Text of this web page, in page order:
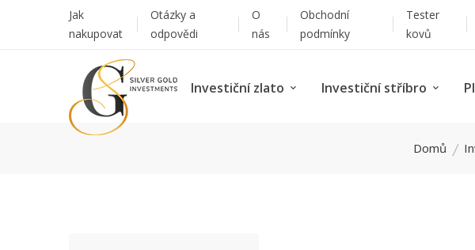
Jak
nakupovat
Otázky a
odpovědi
O
nás
Obchodní
podmínky
Tester
kovů
Investiční zlato Investiční stříbro
Domů